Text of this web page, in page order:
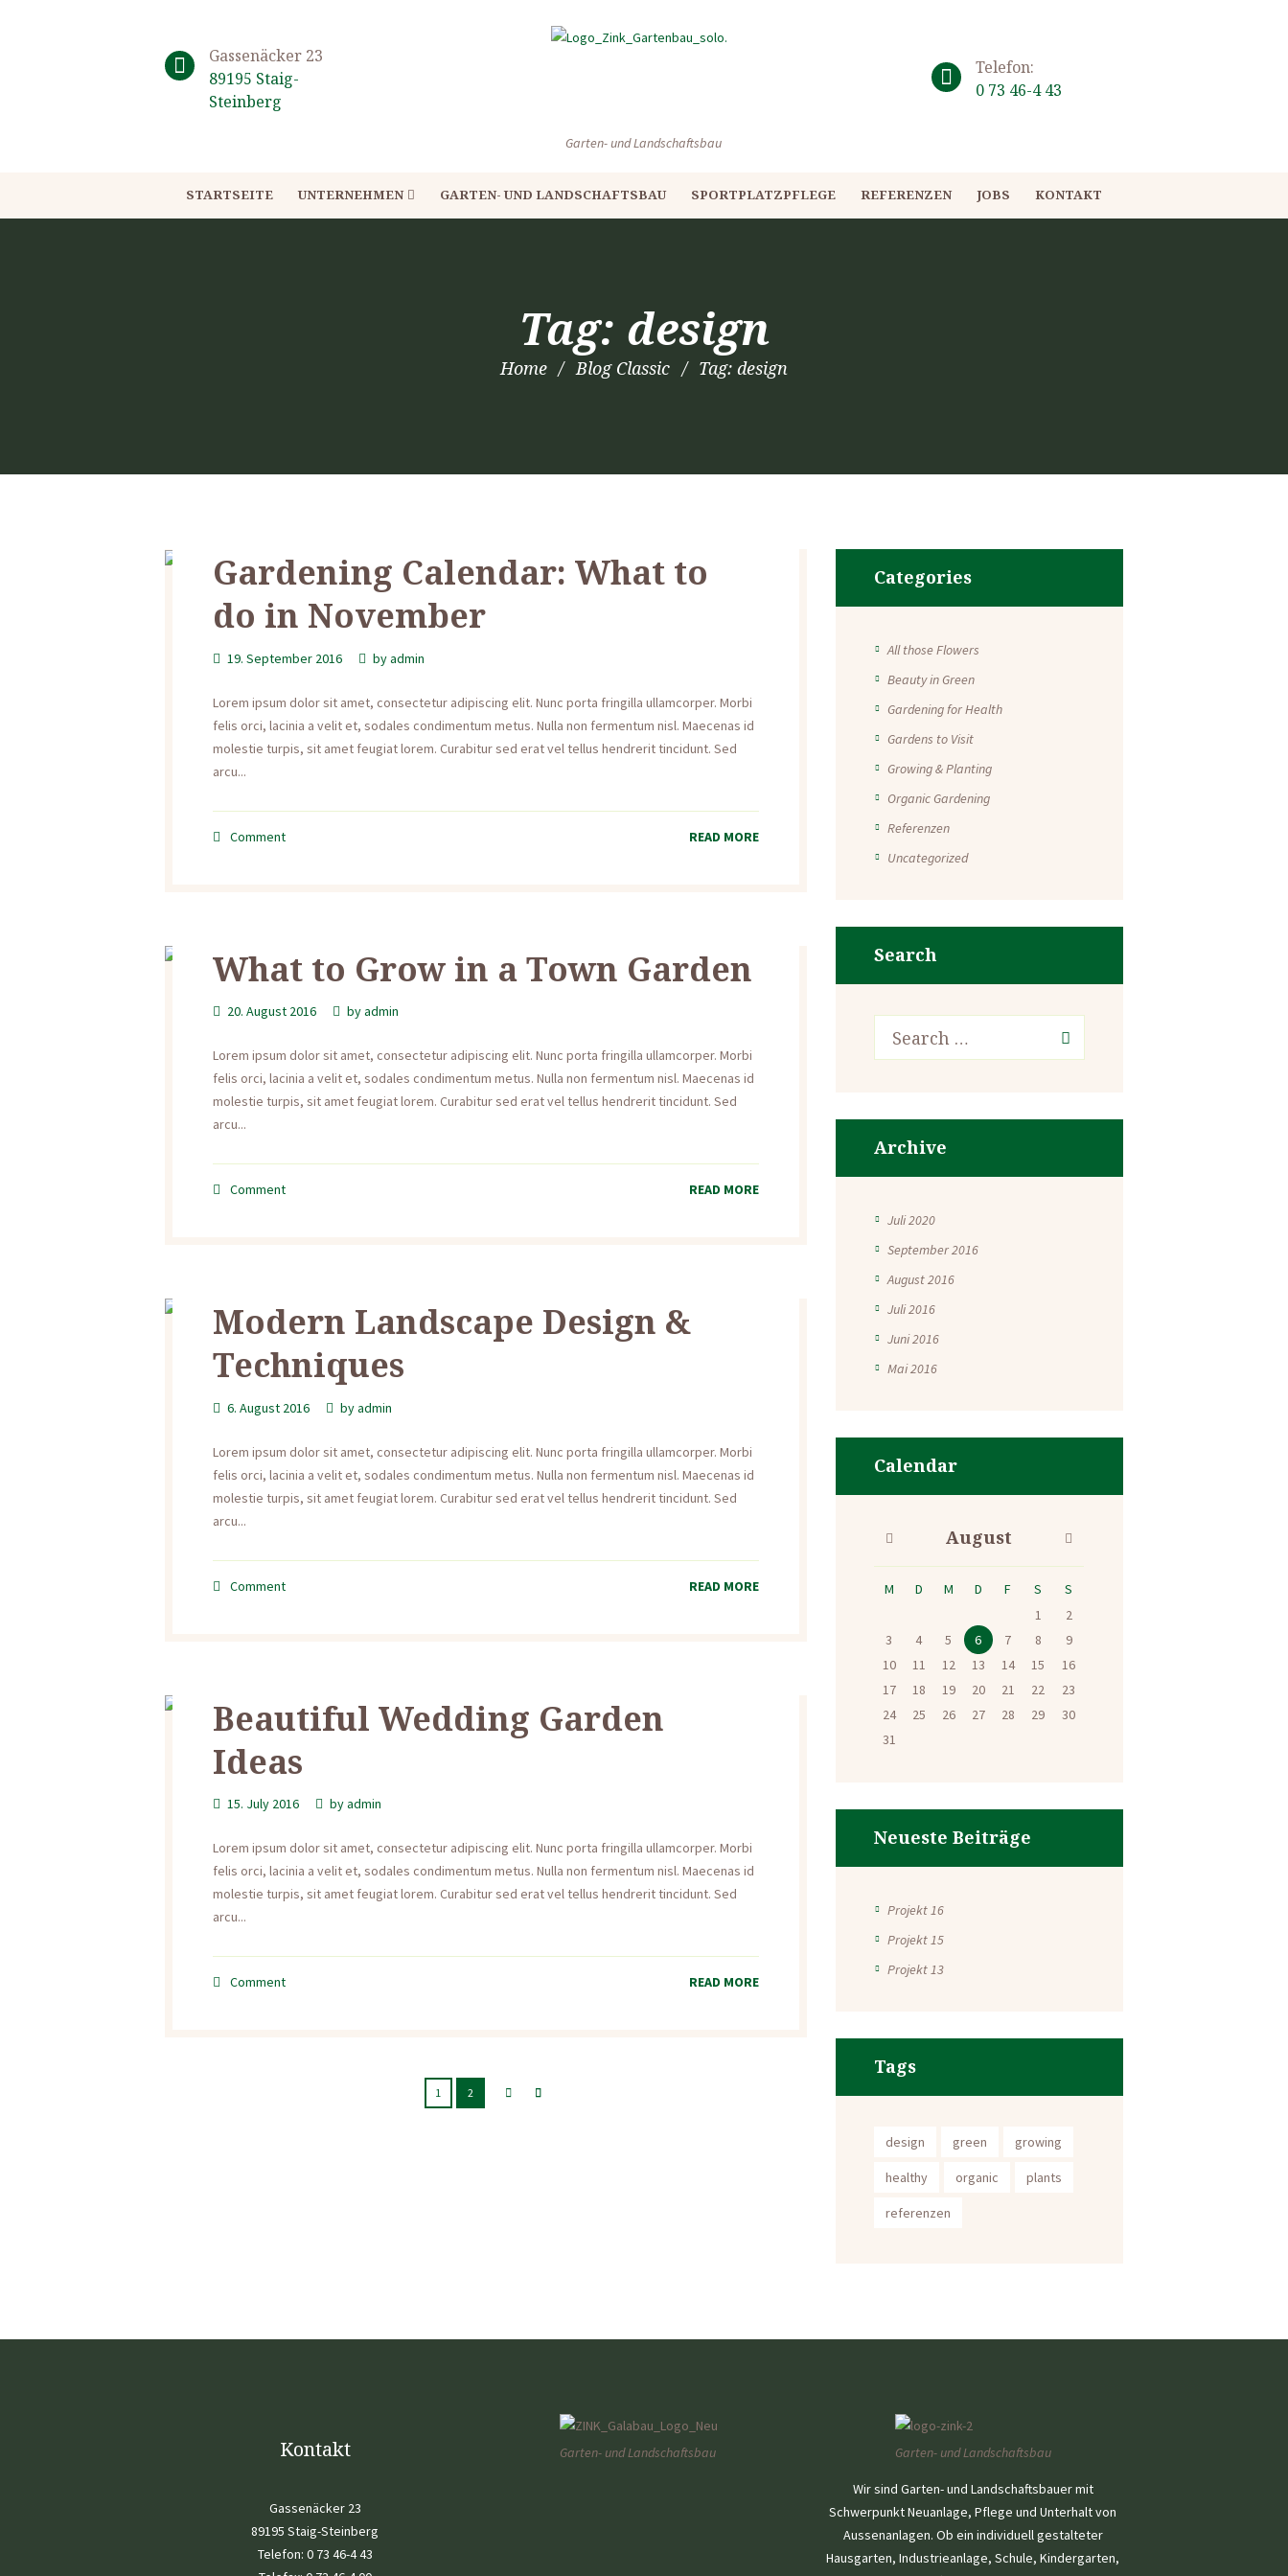
Gassenäcker 23
89195 Staig-
Steinberg
Garten- und Landschaftsbau
Telefon:
0 73 46-4 43
STARTSEITE UNTERNEHMEN GARTEN- UND LANDSCHAFTSBAU SPORTPLATZPFLEGE REFERENZEN JOBS KONTAKT
Tag: design
Home Blog Classic Tag: design
Gardening Calendar: What to
do in November
19. September 2016 byadmin
Lorem ipsum dolor sit amet, consectetur adipiscing elit. Nunc porta fringilla ullamcorper. Morbi
felis orci, lacinia a velit et, sodales condimentum metus. Nulla non fermentum nisl. Maecenas id
molestie turpis, sit amet feugiat lorem. Curabitur sed erat vel tellus hendrerit tincidunt. Sed
arcu...
Comment READ MORE
What to Grow in a Town Garden
20. August 2016 byadmin
Lorem ipsum dolor sit amet, consectetur adipiscing elit. Nunc porta fringilla ullamcorper. Morbi
felis orci, lacinia a velit et, sodales condimentum metus. Nulla non fermentum nisl. Maecenas id
molestie turpis, sit amet feugiat lorem. Curabitur sed erat vel tellus hendrerit tincidunt. Sed
arcu...
Comment READ MORE
Modern Landscape Design &
Techniques
6. August 2016 byadmin
Lorem ipsum dolor sit amet, consectetur adipiscing elit. Nunc porta fringilla ullamcorper. Morbi
felis orci, lacinia a velit et, sodales condimentum metus. Nulla non fermentum nisl. Maecenas id
molestie turpis, sit amet feugiat lorem. Curabitur sed erat vel tellus hendrerit tincidunt. Sed
arcu...
Comment READ MORE
Beautiful Wedding Garden
Ideas
15. July 2016 byadmin
Lorem ipsum dolor sit amet, consectetur adipiscing elit. Nunc porta fringilla ullamcorper. Morbi
felis orci, lacinia a velit et, sodales condimentum metus. Nulla non fermentum nisl. Maecenas id
molestie turpis, sit amet feugiat lorem. Curabitur sed erat vel tellus hendrerit tincidunt. Sed
arcu...
Comment READ MORE
1 2
Categories
All those Flowers
Beauty in Green
Gardening for Health
Gardens to Visit
Growing & Planting
Organic Gardening
Referenzen
Uncategorized
Search
Archive
Juli 2020
September 2016
August 2016
Juli 2016
Juni 2016
Mai 2016
Calendar
August
M D M D F S
S
1
2
3
4 5 6 7 8
9
10
11 12 13 14 15
16
17
18 19 20 21 22
23
24
25 26 27 28 29
30
31
Neueste Beiträge
Projekt 16
Projekt 15
Projekt 13
Tags
design green growing
healthy organic plants
referenzen
Kontakt
Gassenäcker 23
89195 Staig-Steinberg
Telefon: 0 73 46-4 43
Garten- und Landschaftsbau Garten- und Landschaftsbau
Wir sind Garten- und Landschaftsbauer mit
Schwerpunkt Neuanlage, Pflege und Unterhalt von
Aussenanlagen. Ob ein individuell gestalteter
Hausgarten, Industrieanlage, Schule, Kindergarten,